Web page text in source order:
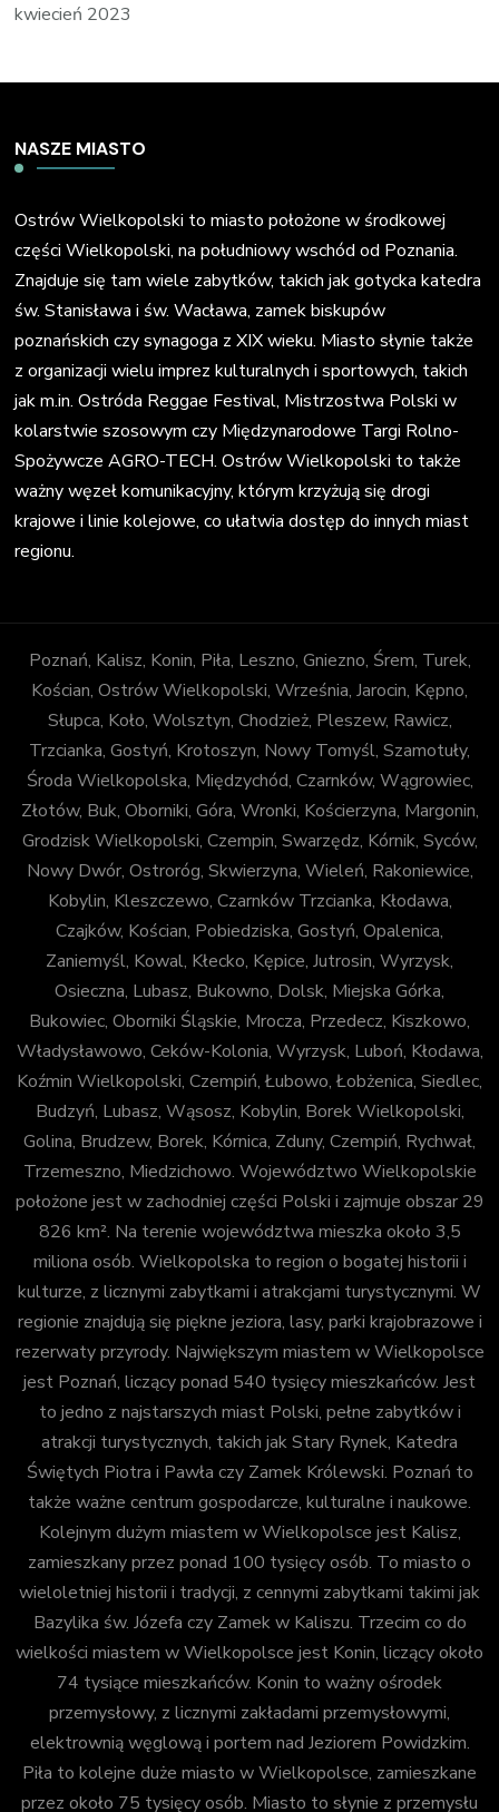
kwiecień 2023
NASZE MIASTO
Ostrów Wielkopolski to miasto położone w środkowej
części Wielkopolski, na południowy wschód od Poznania.
Znajduje się tam wiele zabytków, takich jak gotycka katedra
św. Stanisława i św. Wacława, zamek biskupów
poznańskich czy synagoga z XIX wieku. Miasto słynie także
z organizacji wielu imprez kulturalnych i sportowych, takich
jak m.in. Ostróda Reggae Festival, Mistrzostwa Polski w
kolarstwie szosowym czy Międzynarodowe Targi Rolno-
Spożywcze AGRO-TECH. Ostrów Wielkopolski to także
ważny węzeł komunikacyjny, którym krzyżują się drogi
krajowe i linie kolejowe, co ułatwia dostęp do innych miast
regionu.
Poznań, Kalisz, Konin, Piła, Leszno, Gniezno, Śrem, Turek,
Kościan, Ostrów Wielkopolski, Września, Jarocin, Kępno,
Słupca, Koło, Wolsztyn, Chodzież, Pleszew, Rawicz,
Trzcianka, Gostyń, Krotoszyn, Nowy Tomyśl, Szamotuły,
Środa Wielkopolska, Międzychód, Czarnków, Wągrowiec,
Złotów, Buk, Oborniki, Góra, Wronki, Kościerzyna, Margonin,
Grodzisk Wielkopolski, Czempin, Swarzędz, Kórnik, Syców,
Nowy Dwór, Ostroróg, Skwierzyna, Wieleń, Rakoniewice,
Kobylin, Kleszczewo, Czarnków Trzcianka, Kłodawa,
Czajków, Kościan, Pobiedziska, Gostyń, Opalenica,
Zaniemyśl, Kowal, Kłecko, Kępice, Jutrosin, Wyrzysk,
Osieczna, Lubasz, Bukowno, Dolsk, Miejska Górka,
Bukowiec, Oborniki Śląskie, Mrocza, Przedecz, Kiszkowo,
Władysławowo, Ceków-Kolonia, Wyrzysk, Luboń, Kłodawa,
Koźmin Wielkopolski, Czempiń, Łubowo, Łobżenica, Siedlec,
Budzyń, Lubasz, Wąsosz, Kobylin, Borek Wielkopolski,
Golina, Brudzew, Borek, Kórnica, Zduny, Czempiń, Rychwał,
Trzemeszno, Miedzichowo. Województwo Wielkopolskie
położone jest w zachodniej części Polski i zajmuje obszar 29
826 km². Na terenie województwa mieszka około 3,5
miliona osób. Wielkopolska to region o bogatej historii i
kulturze, z licznymi zabytkami i atrakcjami turystycznymi. W
regionie znajdują się piękne jeziora, lasy, parki krajobrazowe i
rezerwaty przyrody. Największym miastem w Wielkopolsce
jest Poznań, liczący ponad 540 tysięcy mieszkańców. Jest
to jedno z najstarszych miast Polski, pełne zabytków i
atrakcji turystycznych, takich jak Stary Rynek, Katedra
Świętych Piotra i Pawła czy Zamek Królewski. Poznań to
także ważne centrum gospodarcze, kulturalne i naukowe.
Kolejnym dużym miastem w Wielkopolsce jest Kalisz,
zamieszkany przez ponad 100 tysięcy osób. To miasto o
wieloletniej historii i tradycji, z cennymi zabytkami takimi jak
Bazylika św. Józefa czy Zamek w Kaliszu. Trzecim co do
wielkości miastem w Wielkopolsce jest Konin, liczący około
74 tysiące mieszkańców. Konin to ważny ośrodek
przemysłowy, z licznymi zakładami przemysłowymi,
elektrownią węglową i portem nad Jeziorem Powidzkim.
Piła to kolejne duże miasto w Wielkopolsce, zamieszkane
przez około 75 tysięcy osób. Miasto to słynie z przemysłu